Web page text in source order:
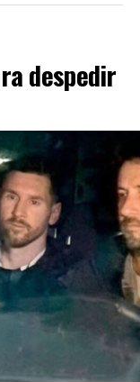
haber sido
como
tener
El idioma
incorporar
es que las
de inteligencia
auxiliar en
despedir